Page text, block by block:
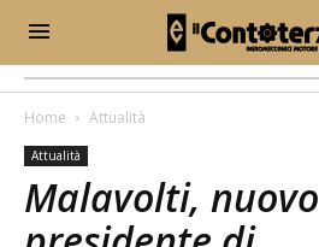
Home Attualità
Attualità
Malavolti, nuovo